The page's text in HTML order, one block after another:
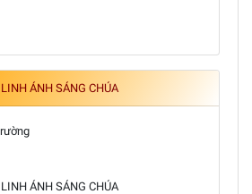
ÁNH SÁNG CHÚA
ÁNH SÁNG CHÚA